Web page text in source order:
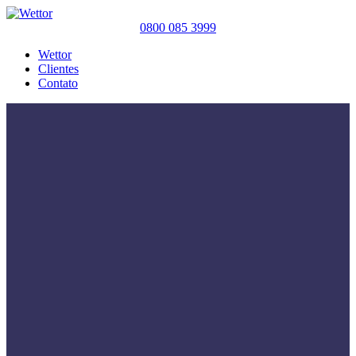
0800 085 3999
Wettor
Clientes
Contato